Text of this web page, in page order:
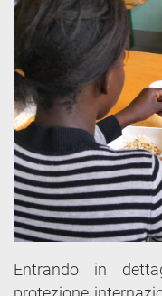
Entrando in